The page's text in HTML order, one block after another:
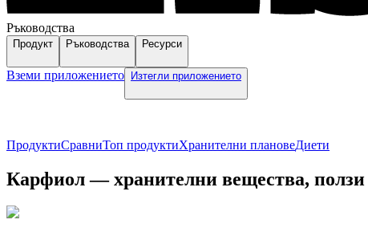
Ръководства
Продукт Ръководства Ресурси
Вземи приложението Изтегли приложението
ПродуктиСравниТоп продуктиХранителни плановеДиети
Карфиол — хранителни вещества, ползи